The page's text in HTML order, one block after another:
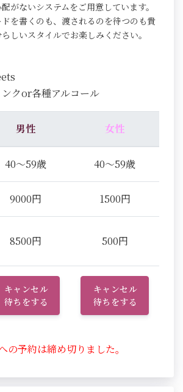
がないシステムをご用意しています。
を書くのも、渡されるのを待つのも貴
しいスタイルでお楽しみください。
クor各種アルコール
男性 女性
40～59歳 40～59歳
9000円 1500円
8500円 500円
キャンセル
待ちをする
キャンセル
待ちをする
の予約は締め切りました。